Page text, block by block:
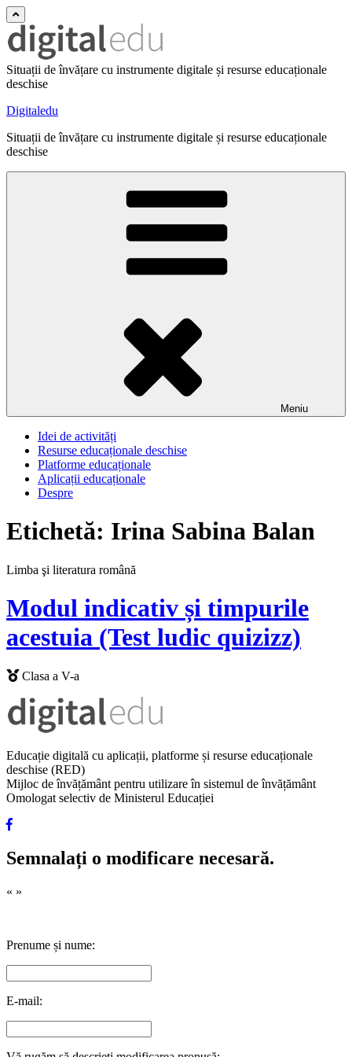
Situații de învățare cu instrumente digitale și resurse educaționale
deschise
Digitaledu
Situații de învățare cu instrumente digitale și resurse educaționale
deschise
Meniu
Idei de activități
Resurse educaționale deschise
Platforme educaționale
Aplicații educaționale
Despre
Etichetă: Irina Sabina Balan
Limba şi literatura română
Modul indicativ și timpurile
acestuia (Test ludic quizizz)
Clasa a V-a
Educație digitală cu aplicații, platforme și resurse educaționale
deschise (RED)
Mijloc de învățământ pentru utilizare în sistemul de învățământ
Omologat selectiv de Ministerul Educației
Semnalați o modificare necesară.
« »
Prenume și nume:
E-mail: